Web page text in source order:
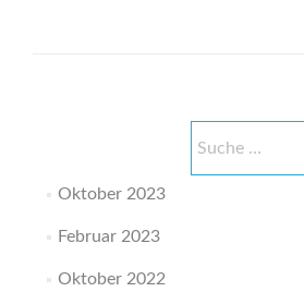
nach:
Oktober 2023
Februar 2023
Oktober 2022